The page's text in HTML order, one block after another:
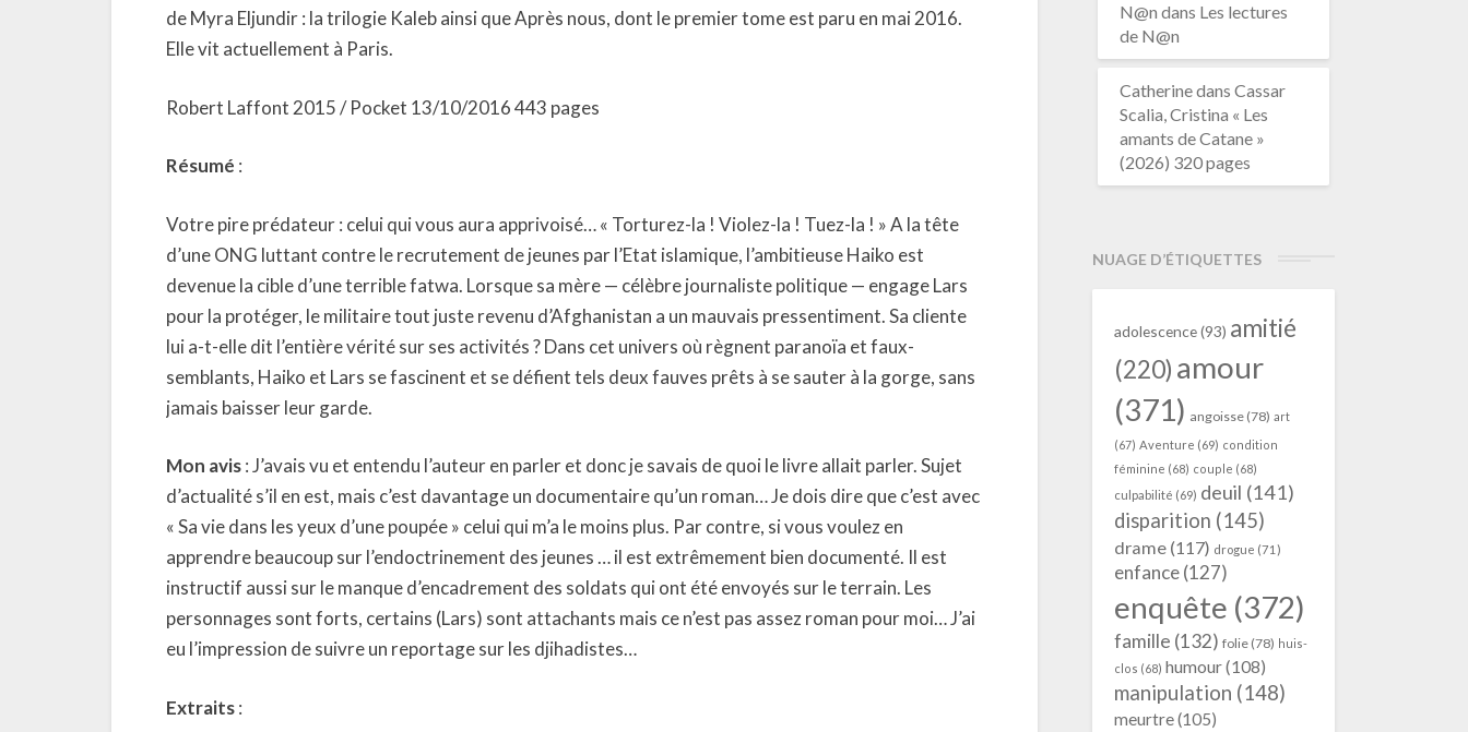
de Myra Eljundir : la trilogie Kaleb ainsi que Après nous, dont le premier tome est paru en mai 2016.
Elle vit actuellement à Paris.
Robert Laffont 2015 / Pocket 13/10/2016 443 pages
Résumé :
Votre pire prédateur : celui qui vous aura apprivoisé… « Torturez-la ! Violez-la ! Tuez-la ! » A la tête
d’une ONG luttant contre le recrutement de jeunes par l’Etat islamique, l’ambitieuse Haiko est
devenue la cible d’une terrible fatwa. Lorsque sa mère — célèbre journaliste politique — engage Lars
pour la protéger, le militaire tout juste revenu d’Afghanistan a un mauvais pressentiment. Sa cliente
lui a-t-elle dit l’entière vérité sur ses activités ? Dans cet univers où règnent paranoïa et faux-
semblants, Haiko et Lars se fascinent et se défient tels deux fauves prêts à se sauter à la gorge, sans
jamais baisser leur garde.
Mon avis: J’avais vu et entendu l’auteur en parler et donc je savais de quoi le livre allait parler. Sujet
d’actualité s’il en est, mais c’est davantage un documentaire qu’un roman… Je dois dire que c’est avec
« Sa vie dans les yeux d’une poupée » celui qui m’a le moins plus. Par contre, si vous voulez en
apprendre beaucoup sur l’endoctrinement des jeunes … il est extrêmement bien documenté. Il est
instructif aussi sur le manque d’encadrement des soldats qui ont été envoyés sur le terrain. Les
personnages sont forts, certains (Lars) sont attachants mais ce n’est pas assez roman pour moi… J’ai
eu l’impression de suivre un reportage sur les djihadistes…
Extraits:
N@n dans Les lectures
de N@n
Catherinedans Cassar
Scalia, Cristina « Les
amants de Catane »
(2026) 320 pages
NUAGE D’ÉTIQUETTES
adolescence(93) amitié
(220) amour
(371) angoisse(78) art
(67) Aventure (69) condition
féminine (68) couple (68)
culpabilité (69) deuil (141)
disparition (145)
drame(117) drogue (71)
enfance(127)
enquête (372)
famille (132) folie(78) huis-
clos (68) humour(108)
manipulation (148)
meurtre(105)